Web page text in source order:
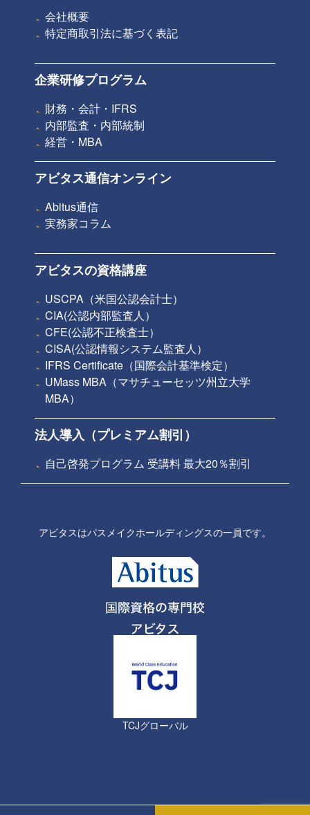
会社概要
特定商取引法に基づく表記
企業研修プログラム
財務・会計・IFRS
内部監査・内部統制
経営・MBA
アビタス通信オンライン
Abitus通信
実務家コラム
アビタスの資格講座
USCPA（米国公認会計士）
CIA(公認内部監査人）
CFE(公認不正検査士）
CISA(公認情報システム監査人）
IFRS Certificate（国際会計基準検定）
UMass MBA（マサチューセッツ州立大学
MBA）
法人導入（プレミアム割引）
自己啓発プログラム 受講料 最大20％割引
アビタスはパスメイクホールディングスの一員です。
TCJグローバル